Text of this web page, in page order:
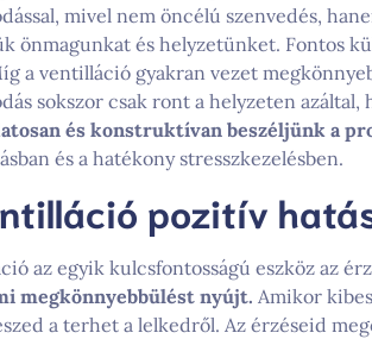
mivel nem öncélú szenvedés,
önmagunkat és helyzetünket. Fontos
a ventilláció gyakran vezet
sokszor csak ront a helyzeten
és konstruktívan beszéljünk a
és a hatékony stresszkezelésben.
pozitív
az egyik kulcsfontosságú eszköz az
megkönnyebbülést nyújt. Amikor
a terhet a lelkedről. Az érzéseid